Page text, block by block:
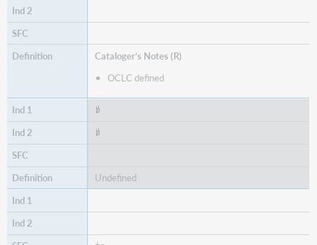
Cataloger’s Notes (R)
OCLC defined
Undefined